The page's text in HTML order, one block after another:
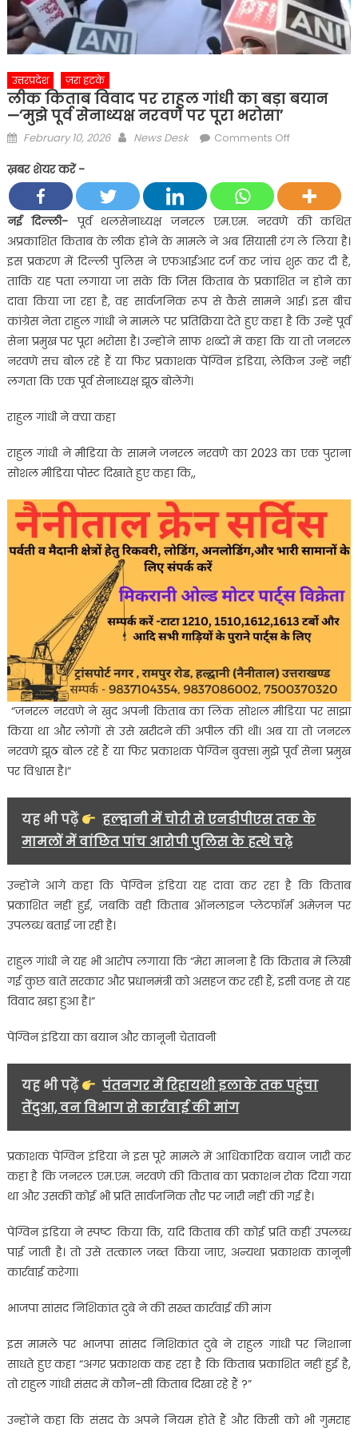
उत्तरप्रदेश ज़रा हटके
लीक किताब विवाद पर राहुल गांधी का बड़ा बयान
—‘मुझे पूर्व सेनाध्यक्ष नरवणे पर पूरा भरोसा’
Posted
February 10, 2026 Author
News Desk Comments Offon
विवाद
पर
राहुल
गांधी
का
बड़ा
बयान
—‘मुझे
पूर्व
सेनाध्यक्ष
ख़बर शेयर करें -
नई दिल्ली- पूर्व थलसेनाध्यक्ष जनरल एम.एम. नरवणे की कथित
अप्रकाशित किताब के लीक होने के मामले ने अब सियासी रंग ले लिया है।
इस प्रकरण में दिल्ली पुलिस ने एफआईआर दर्ज कर जांच शुरू कर दी है,
ताकि यह पता लगाया जा सके कि जिस किताब के प्रकाशित न होने का
दावा किया जा रहा है, वह सार्वजनिक रूप से कैसे सामने आई। इस बीच
कांग्रेस नेता राहुल गांधी ने मामले पर प्रतिक्रिया देते हुए कहा है कि उन्हें पूर्व
सेना प्रमुख पर पूरा भरोसा है। उन्होंने साफ शब्दों में कहा कि या तो जनरल
नरवणे सच बोल रहे हैं या फिर प्रकाशक पेंग्विन इंडिया, लेकिन उन्हें नहीं
लगता कि एक पूर्व सेनाध्यक्ष झूठ बोलेंगे।
राहुल गांधी ने क्या कहा
राहुल गांधी ने मीडिया के सामने जनरल नरवणे का 2023 का एक पुराना
सोशल मीडिया पोस्ट दिखाते हुए कहा कि,,
“जनरल नरवणे ने खुद अपनी किताब का लिंक सोशल मीडिया पर साझा
किया था और लोगों से उसे खरीदने की अपील की थी। अब या तो जनरल
नरवणे झूठ बोल रहे हैं या फिर प्रकाशक पेंग्विन बुक्स। मुझे पूर्व सेना प्रमुख
पर विश्वास है।”
यह भी पढ़ें
हल्द्वानी में चोरी से एनडीपीएस तक के
मामलों में वांछित पांच आरोपी पुलिस के हत्थे चढ़े
उन्होंने आगे कहा कि पेंग्विन इंडिया यह दावा कर रहा है कि किताब
प्रकाशित नहीं हुई, जबकि वही किताब ऑनलाइन प्लेटफॉर्म अमेज़न पर
उपलब्ध बताई जा रही है।
राहुल गांधी ने यह भी आरोप लगाया कि “मेरा मानना है कि किताब में लिखी
गई कुछ बातें सरकार और प्रधानमंत्री को असहज कर रही हैं, इसी वजह से यह
विवाद खड़ा हुआ है।”
पेंग्विन इंडिया का बयान और कानूनी चेतावनी
यह भी पढ़ें
पंतनगर में रिहायशी इलाके तक पहुंचा
तेंदुआ, वन विभाग से कार्रवाई की मांग
प्रकाशक पेंग्विन इंडिया ने इस पूरे मामले में आधिकारिक बयान जारी कर
कहा है कि जनरल एम.एम. नरवणे की किताब का प्रकाशन रोक दिया गया
था और उसकी कोई भी प्रति सार्वजनिक तौर पर जारी नहीं की गई है।
पेंग्विन इंडिया ने स्पष्ट किया कि, यदि किताब की कोई प्रति कहीं उपलब्ध
पाई जाती है। तो उसे तत्काल जब्त किया जाए, अन्यथा प्रकाशक कानूनी
कार्रवाई करेगा।
भाजपा सांसद निशिकांत दुबे ने की सख्त कार्रवाई की मांग
इस मामले पर भाजपा सांसद निशिकांत दुबे ने राहुल गांधी पर निशाना
साधते हुए कहा “अगर प्रकाशक कह रहा है कि किताब प्रकाशित नहीं हुई है,
तो राहुल गांधी संसद में कौन-सी किताब दिखा रहे हैं ?”
उन्होंने कहा कि संसद के अपने नियम होते हैं और किसी को भी गुमराह